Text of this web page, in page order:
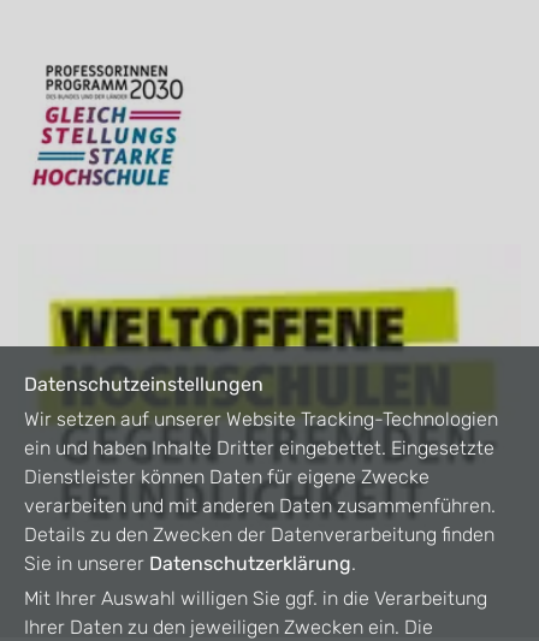
Datenschutzeinstellungen
Wir setzen auf unserer Website Tracking-Technologien
ein und haben Inhalte Dritter eingebettet. Eingesetzte
Dienstleister können Daten für eigene Zwecke
verarbeiten und mit anderen Daten zusammenführen.
Details zu den Zwecken der Datenverarbeitung finden
Sie in unserer Datenschutzerklärung.
Mit Ihrer Auswahl willigen Sie ggf. in die Verarbeitung
Ihrer Daten zu den jeweiligen Zwecken ein. Die